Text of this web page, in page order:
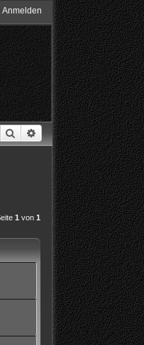
Anmelden
Suche Erweiterte Suche
1 von 1